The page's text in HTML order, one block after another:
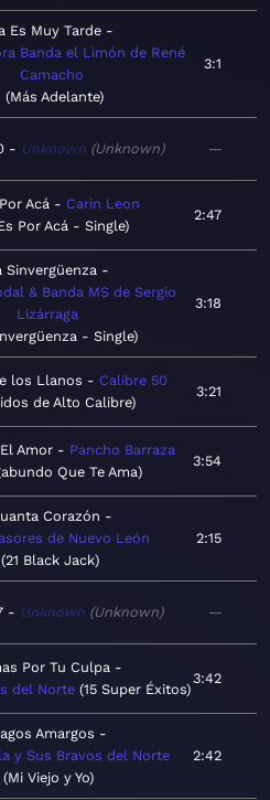
Es Muy Tarde
Banda el Limón de René
Camacho
Más Adelante
3:1
Unknown Unknown —
Acá
Carin Leon
Por Acá - Single
2:47
Sinvergüenza
& Banda MS de Sergio
Lizárraga
- Single
3:18
los Llanos
Calibre 50
de Alto Calibre
3:21
Amor
Pancho Barraza
Que Te Ama
3:54
Corazón
de Nuevo León
21 Black Jack
2:15
Unknown Unknown —
Por Tu Culpa
del Norte 15 Super Éxitos
3:42
Amargos
y Sus Bravos del Norte
Mi Viejo y Yo
2:42